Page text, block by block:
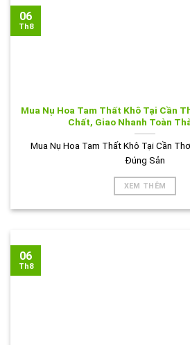
Mua Nụ Hoa Tam Thất Khô Tại Cần
Chất, Giao Nhanh Toàn
Mua Nụ Hoa Tam Thất Khô Tại Cần
Đúng Sản
XEM THÊM
06
Th8
06
Th8